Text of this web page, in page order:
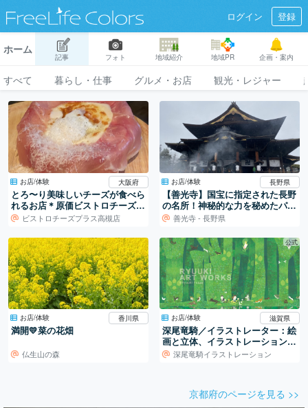
ログイン 登録
ホーム
記事 フォト 地域紹介 地域PR 企画・案内
すべて 暮らし・仕事 グルメ・お店 観光・レジャー
お店/体験 大阪府
とろ〜り美味しいチーズが食べら
れるお店＊原価ビストロチーズプ
ラス高槻店
ビストロチーズプラス高槻店
お店/体験 長野県
【善光寺】国宝に指定された長野
の名所！神秘的な力を秘めたパワ
ースポット
善光寺 - 長野県
お店/体験 香川県
満開💛菜の花畑
仏生山の森
公式
お店/体験 滋賀県
深尾竜騎／イラストレーター：絵
画と立体、イラストレーションの
世界深尾竜騎イラストレーション
京都府のページを見る >>